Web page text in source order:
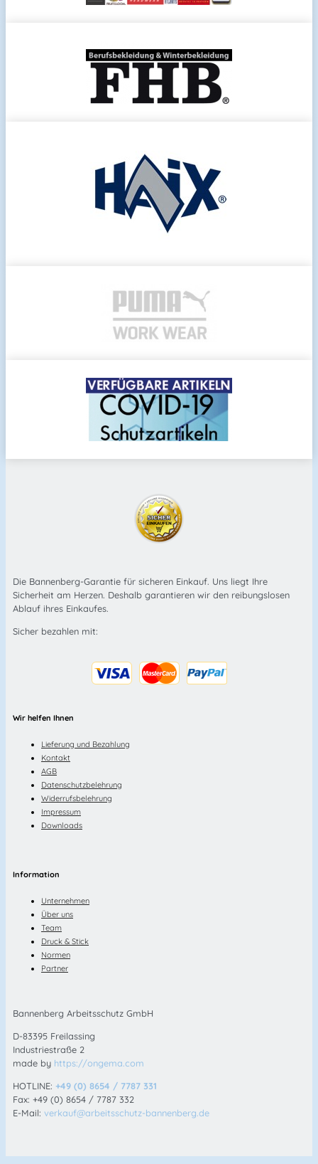
Die Bannenberg-Garantie für sicheren Einkauf. Uns liegt Ihre
Sicherheit am Herzen. Deshalb garantieren wir den reibungslosen
Ablauf ihres Einkaufes.
Sicher bezahlen mit:
Wir helfen Ihnen
Lieferung und Bezahlung
Kontakt
AGB
Datenschutzbelehrung
Widerrufsbelehrung
Impressum
Downloads
Information
Unternehmen
Über uns
Team
Druck & Stick
Normen
Partner
Bannenberg Arbeitsschutz GmbH
D-83395 Freilassing
Industriestraße 2
made by https://ongema.com
HOTLINE: +49 (0) 8654 / 7787 331
Fax: +49 (0) 8654 / 7787 332
E-Mail: verkauf@arbeitsschutz-bannenberg.de